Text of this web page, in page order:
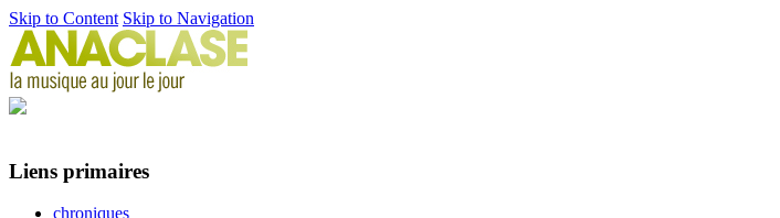
Skip to Content Skip to Navigation
Liens primaires
chroniques